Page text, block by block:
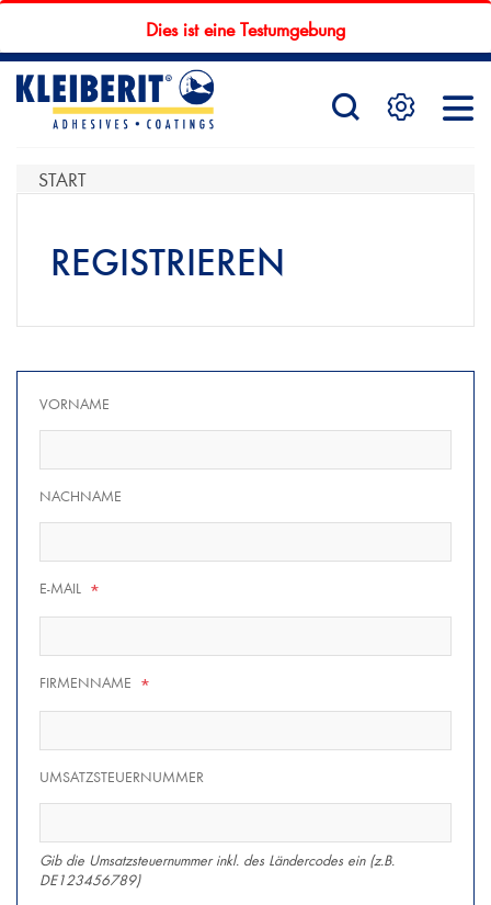
Dies ist eine Testumgebung
STARTSEITE
SERVICE
KONTAKTFORMULAR
HÄNDLERSUCHE
START
REGISTRIEREN
VORNAME
NACHNAME
E-MAIL *
FIRMENNAME *
UMSATZSTEUERNUMMER
Gib die Umsatzsteuernummer inkl. des Ländercodes ein (z.B.
DE123456789)